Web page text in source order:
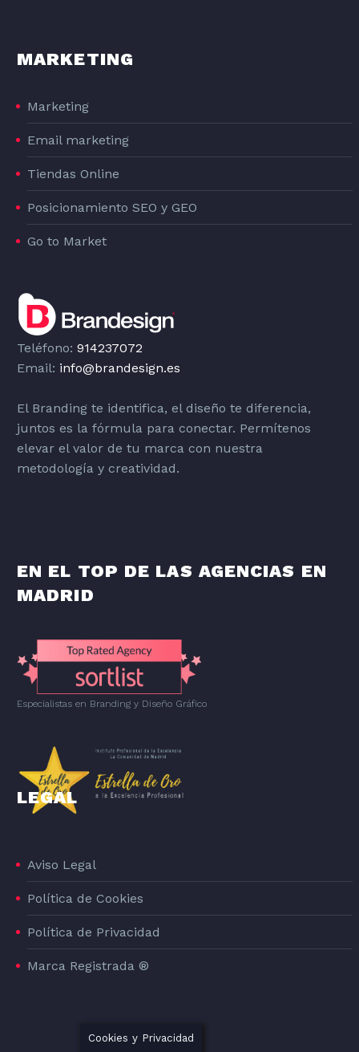
MARKETING
Marketing
Email marketing
Tiendas Online
Posicionamiento SEO y GEO
Go to Market
Teléfono: 914237072
Email: info@brandesign.es
El Branding te identifica, el diseño te diferencia,
juntos es la fórmula para conectar. Permítenos
elevar el valor de tu marca con nuestra
metodología y creatividad.
EN EL TOP DE LAS AGENCIAS EN
MADRID
Especialistas en Branding y Diseño Gráfico
LEGAL
Aviso Legal
Política de Cookies
Política de Privacidad
Marca Registrada ®
Cookies y Privacidad